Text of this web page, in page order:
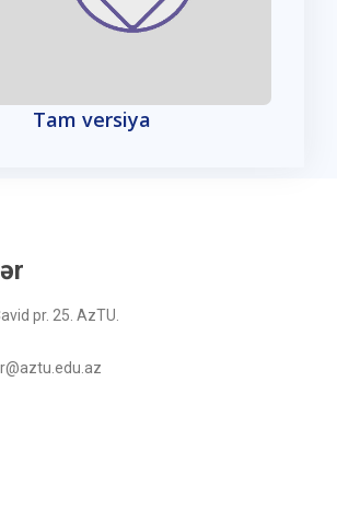
Tam versiya
pr. 25. AzTU.